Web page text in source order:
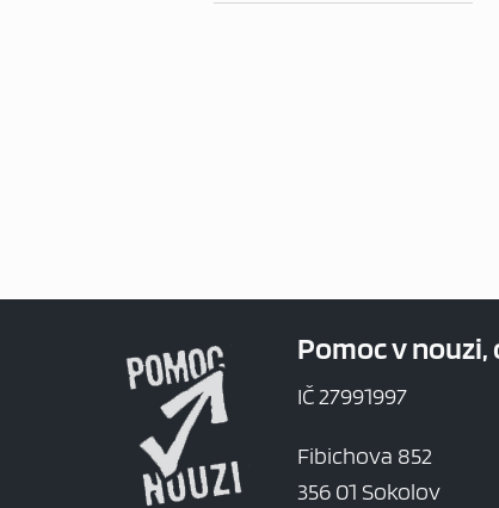
Pomoc v nouzi,
IČ 27991997
Fibichova 852
356 01 Sokolov